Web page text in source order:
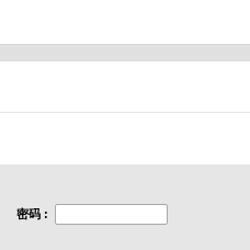
密码 :